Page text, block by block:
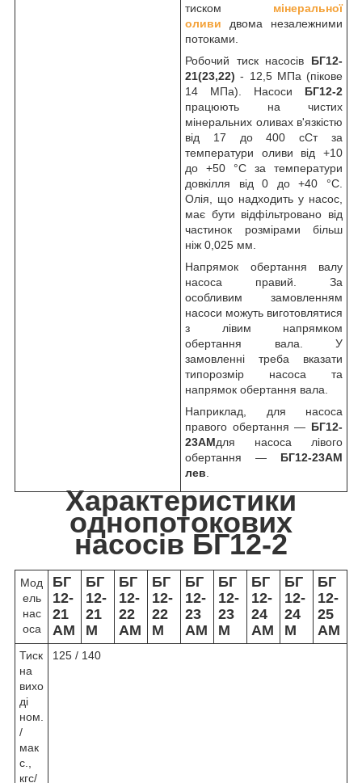
тиском мінеральної
оливи двома незалежними
потоками.
Робочий тиск насосів БГ12-
21(23,22) - 12,5 МПа (пікове
14 МПа). Насоси БГ12-2
працюють на чистих
мінеральних оливах в'язкістю
від 17 до 400 сСт за
температури оливи від +10
до +50 °C за температури
довкілля від 0 до +40 °C.
Олія, що надходить у насос,
має бути відфільтровано від
частинок розмірами більш
ніж 0,025 мм.
Напрямок обертання валу
насоса правий. За
особливим замовленням
насоси можуть виготовлятися
з лівим напрямком
обертання вала. У
замовленні треба вказати
типорозмір насоса та
напрямок обертання вала.
Наприклад, для насоса
правого обертання — БГ12-
23АМдля насоса лівого
обертання — БГ12-23АМ
лев
Характеристики
однопотокових
насосів БГ12-2
Мод
ель
нас
оса
БГ
12-
21
АМ
БГ
12-
21
М
БГ
12-
22
АМ
БГ
12-
22
М
БГ
12-
23
АМ
БГ
12-
23
М
БГ
12-
24
АМ
БГ
12-
24
М
БГ
12-
25
АМ
Тиск
на
вихо
ді
ном.
/
мак
с.,
кгс/
125 / 140